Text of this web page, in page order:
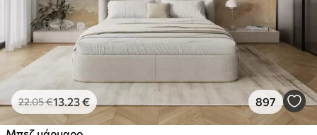
22.05€13 .23€ 897